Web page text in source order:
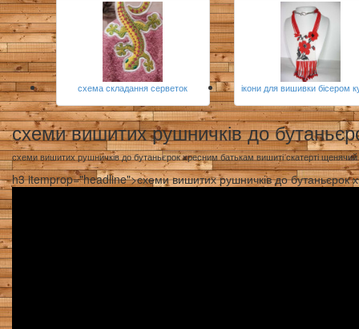
схема складання серветок ікони для вишивки бісером
схеми вишитих рушничків до
схеми вишитих рушничків до бутаньєрок хресним батькам вишиті скатерті
h3 itemprop="headline">схеми вишитих рушничків до бутаньєрок